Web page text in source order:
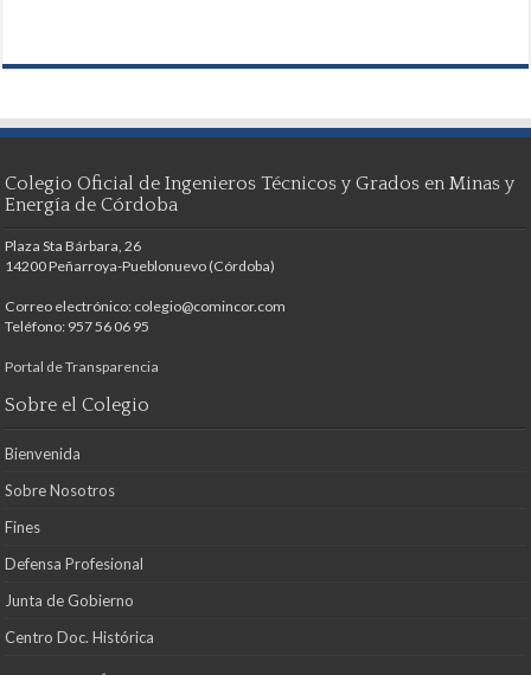
Colegio Oficial de Ingenieros Técnicos y Grados en Minas y
Energía de Córdoba
Plaza Sta Bárbara, 26
14200 Peñarroya-Pueblonuevo (Córdoba)
Correo electrónico: colegio@comincor.com
Teléfono: 957 56 06 95
Portal de Transparencia
Sobre el Colegio
Bienvenida
Sobre Nosotros
Fines
Defensa Profesional
Junta de Gobierno
Centro Doc. Histórica